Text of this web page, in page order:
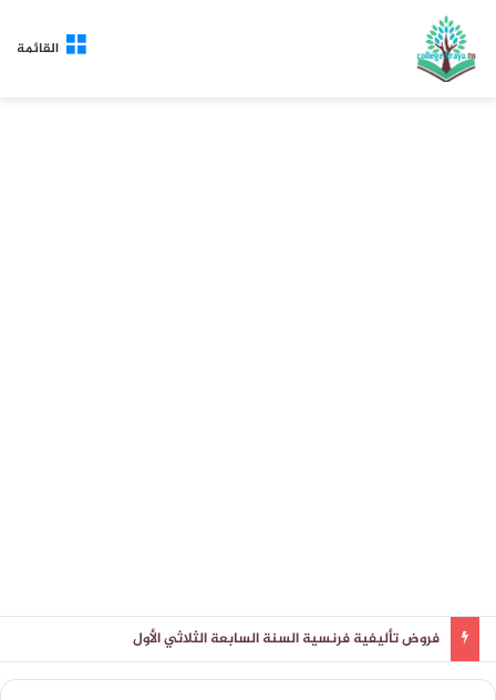
القائمة
فروض تأليفية فرنسية السنة السابعة الثلاثي الأول